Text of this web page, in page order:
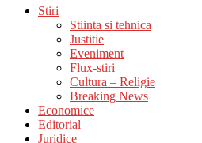
Stiri
Stiinta si tehnica
Justitie
Eveniment
Flux-stiri
Cultura – Religie
Breaking News
Economice
Editorial
Juridice